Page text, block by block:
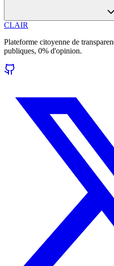
CLAIR
Plateforme citoyenne de
publiques, 0% d'opinion.